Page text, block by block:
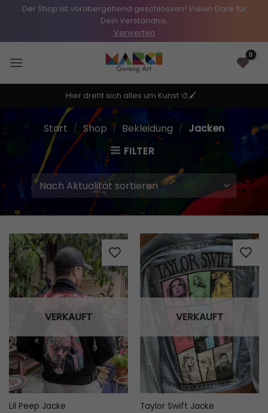
Der Shop ist vorübergehend geschlossen! Vielen Dank für
Dein Verständnis.
Verwerfen
Inhalt
0
Hier dreht sich alles um Kunst 🎨🖌️
Start / Shop / Bekleidung / Jacken
FILTER
VERKAUFT
Lil Peep Jacke
VERKAUFT
Taylor Swift Jacke